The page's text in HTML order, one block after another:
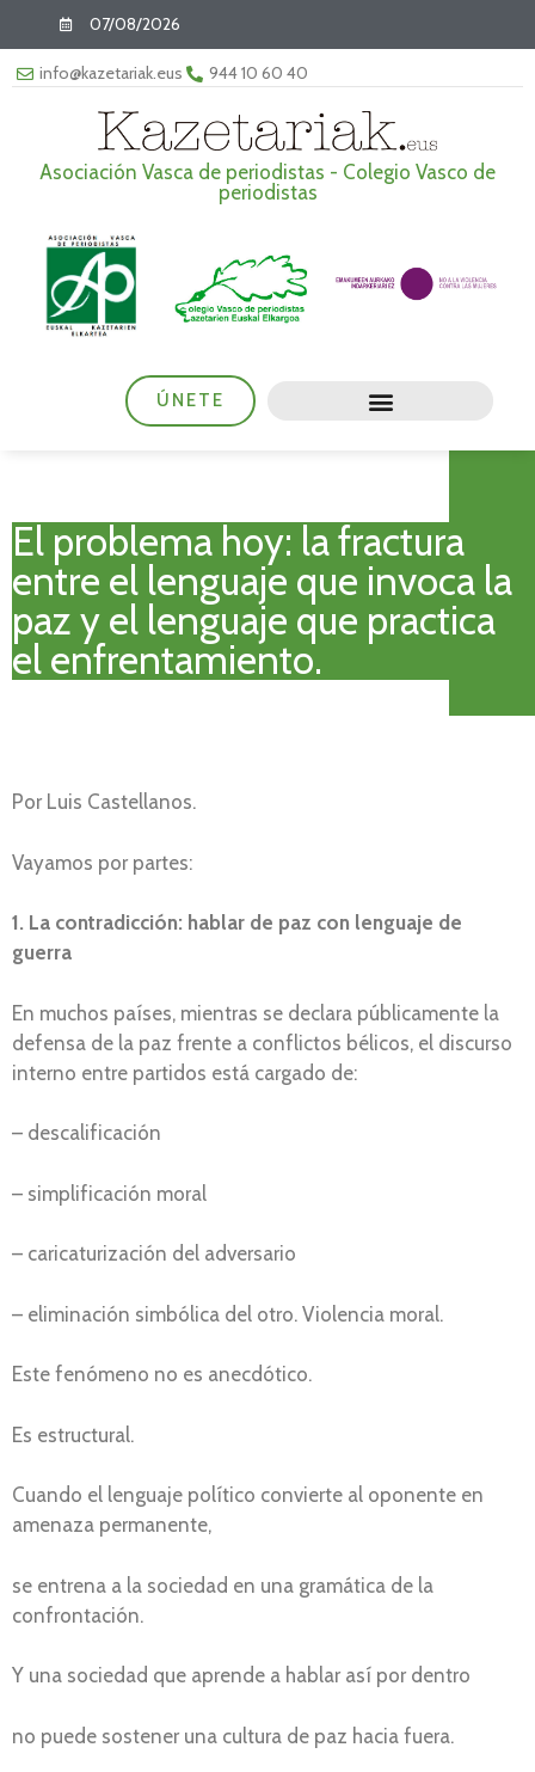
07/08/2026
info@kazetariak.eus 944 10 60 40
Asociación Vasca de periodistas - Colegio Vasco de
periodistas
ÚNETE
El problema hoy: la fractura
entre el lenguaje que invoca la
paz y el lenguaje que practica
el enfrentamiento.
Por Luis Castellanos.
Vayamos por partes:
1. La contradicción: hablar de paz con lenguaje de
guerra
En muchos países, mientras se declara públicamente la
defensa de la paz frente a conflictos bélicos, el discurso
interno entre partidos está cargado de:
– descalificación
– simplificación moral
– caricaturización del adversario
– eliminación simbólica del otro. Violencia moral.
Este fenómeno no es anecdótico.
Es estructural.
Cuando el lenguaje político convierte al oponente en
amenaza permanente,
se entrena a la sociedad en una gramática de la
confrontación.
Y una sociedad que aprende a hablar así por dentro
no puede sostener una cultura de paz hacia fuera.